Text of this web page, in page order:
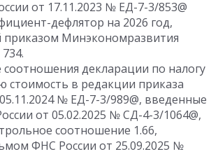
от 17.11.2023 № ЕД-7-3/853@
дефлятор на 2026 год,
приказом Минэкономразвития
декларации по налогу
стоимость в редакции приказа
№ ЕД-7-3/989@, введенные
от 05.02.2025 № СД-4-3/1064@,
соотношение 1.66,
ФНС России от 25.09.2025 №